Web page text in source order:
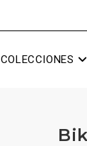
COLECCIONES